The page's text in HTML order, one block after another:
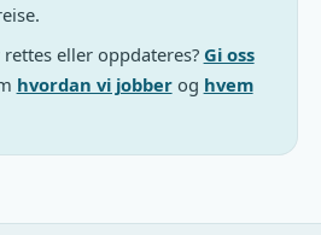
eller oppdateres? Gi oss
hvordan vi jobberog hvem